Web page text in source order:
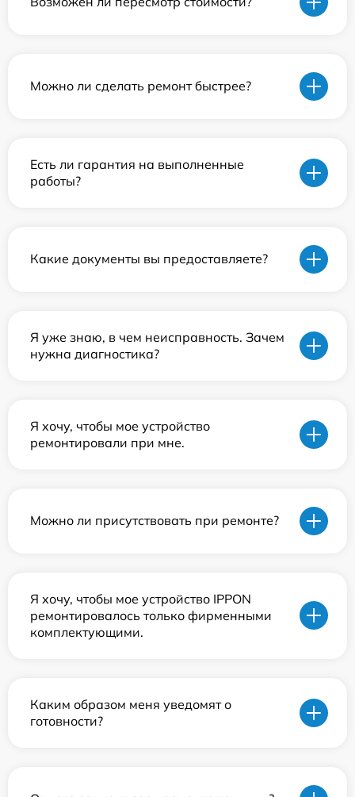
Можно ли сделать ремонт быстрее?
Есть ли гарантия на выполненные
работы?
Какие документы вы предоставляете?
Я уже знаю, в чем неисправность. Зачем
нужна диагностика?
Я хочу, чтобы мое устройство
ремонтировали при мне.
Можно ли присутствовать при ремонте?
Я хочу, чтобы мое устройство IPPON
ремонтировалось только фирменными
комплектующими.
Каким образом меня уведомят о
готовности?